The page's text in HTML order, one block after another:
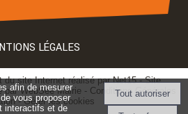
LÉGALES
du site Internet réalisé par Net15-Site
par WebSee Mairie - Conditions Générales
-Gérer les cookies
afin de mesurer
vous proposer
interactifs et de